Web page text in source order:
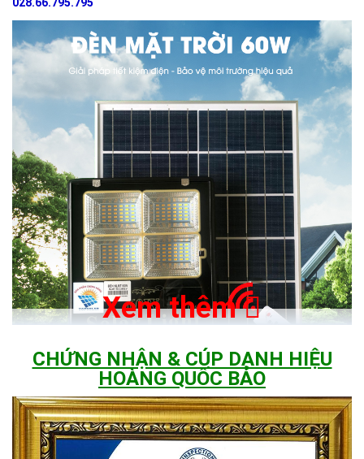
Xem thêm
CHỨNG NHẬN & CÚP DANH HIỆU
HOÀNG QUỐC BẢO